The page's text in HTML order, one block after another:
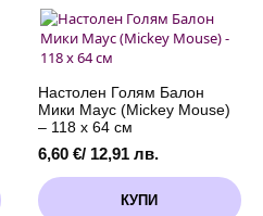
Mouse)
-
фолио
46
см
+
тежест
Настолен Голям Балон
Мики Маус (Mickey Mouse)
– 118 х 64 см
6,60 €/ 12,91 лв.
КУПИ